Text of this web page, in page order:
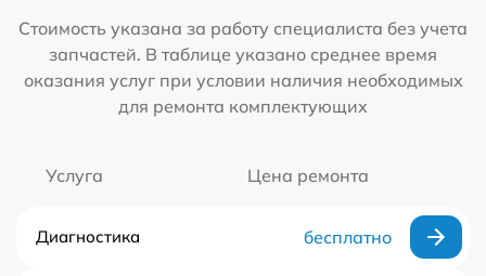
Стоимость указана за работу специалиста без учета
запчастей. В таблице указано среднее время
оказания услуг при условии наличия необходимых
для ремонта комплектующих
Услуга Цена ремонта
Диагностика бесплатно